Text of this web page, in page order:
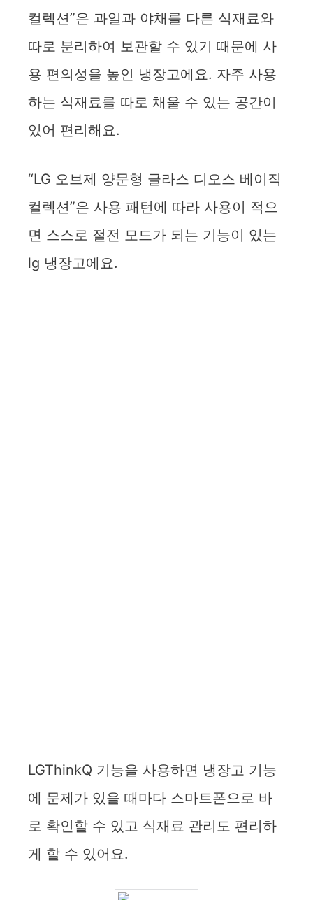
컬렉션”은 과일과 야채를 다른 식재료와
따로 분리하여 보관할 수 있기 때문에 사
용 편의성을 높인 냉장고에요. 자주 사용
하는 식재료를 따로 채울 수 있는 공간이
있어 편리해요.
“LG 오브제 양문형 글라스 디오스 베이직
컬렉션”은 사용 패턴에 따라 사용이 적으
면 스스로 절전 모드가 되는 기능이 있는
lg 냉장고에요.
LGThinkQ 기능을 사용하면 냉장고 기능
에 문제가 있을 때마다 스마트폰으로 바
로 확인할 수 있고 식재료 관리도 편리하
게 할 수 있어요.